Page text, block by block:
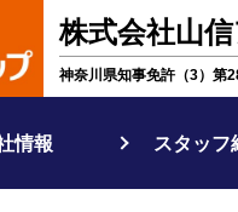
株式会社山
神奈川県知事免許（3）第
情報 スタッフ